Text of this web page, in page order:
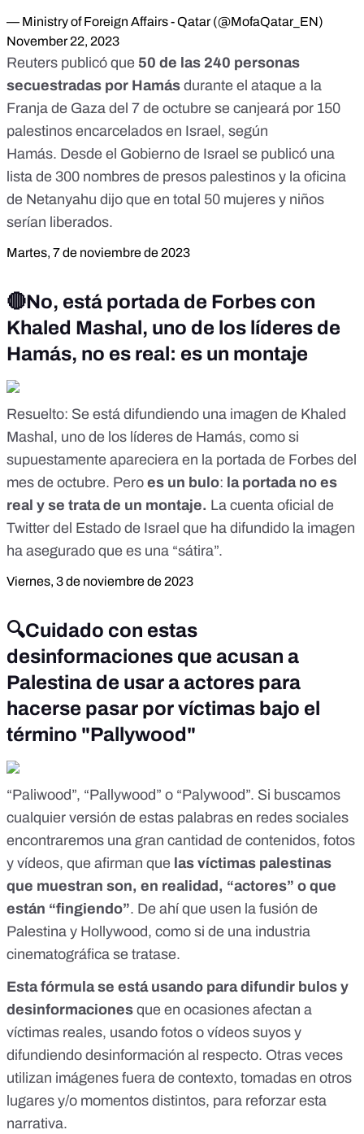
— Ministry of Foreign Affairs - Qatar (@MofaQatar_EN)
November 22, 2023
Reuters publicó que 50 de las 240 personas
secuestradas por Hamás durante el ataque a la
Franja de Gaza del 7 de octubre se canjeará por 150
palestinos encarcelados en Israel, según
Hamás. Desde el Gobierno de Israel se publicó una
lista de 300 nombres de presos palestinos y la oficina
de Netanyahu dijo que en total 50 mujeres y niños
serían liberados.
Martes, 7 de noviembre de 2023
🔴No, está portada de Forbes con
Khaled Mashal, uno de los líderes de
Hamás, no es real: es un montaje
Resuelto: Se está difundiendo una imagen de Khaled
Mashal, uno de los líderes de Hamás, como si
supuestamente apareciera en la portada de Forbes del
mes de octubre. Pero es un bulo: la portada no es
real y se trata de un montaje. La cuenta oficial de
Twitter del Estado de Israel que ha difundido la imagen
ha asegurado que es una “sátira”.
Viernes, 3 de noviembre de 2023
🔍Cuidado con estas
desinformaciones que acusan a
Palestina de usar a actores para
hacerse pasar por víctimas bajo el
término "Pallywood"
“Paliwood”, “Pallywood” o “Palywood”. Si buscamos
cualquier versión de estas palabras en redes sociales
encontraremos una gran cantidad de contenidos, fotos
y vídeos, que afirman que las víctimas palestinas
que muestran son, en realidad, “actores” o que
están “fingiendo”. De ahí que usen la fusión de
Palestina y Hollywood, como si de una industria
cinematográfica se tratase.
Esta fórmula se está usando para difundir bulos y
desinformaciones que en ocasiones afectan a
víctimas reales, usando fotos o vídeos suyos y
difundiendo desinformación al respecto. Otras veces
utilizan imágenes fuera de contexto, tomadas en otros
lugares y/o momentos distintos, para reforzar esta
narrativa.